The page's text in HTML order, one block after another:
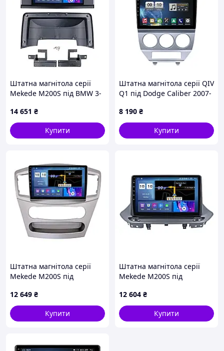
Штатна магнітола серії
Mekede M200S під BMW 3-
2012-2019 9 дюймів
14 651 ₴
Купити
Штатна магнітола серії QIV
Q1 під Dodge Caliber 2007-
8 190 ₴
Купити
Штатна магнітола серії
Mekede M200S під
2010; Grunder 2007-2012
(W2) 9 дюймів
12 649 ₴
Купити
Штатна магнітола серії
Mekede M200S під
9 дюймів
12 604 ₴
Купити